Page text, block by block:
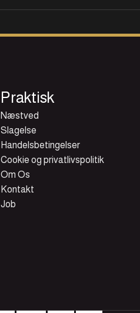
Praktisk
Næstved
Slagelse
Handelsbetingelser
Cookie og privatlivspolitik
Om Os
Kontakt
Job